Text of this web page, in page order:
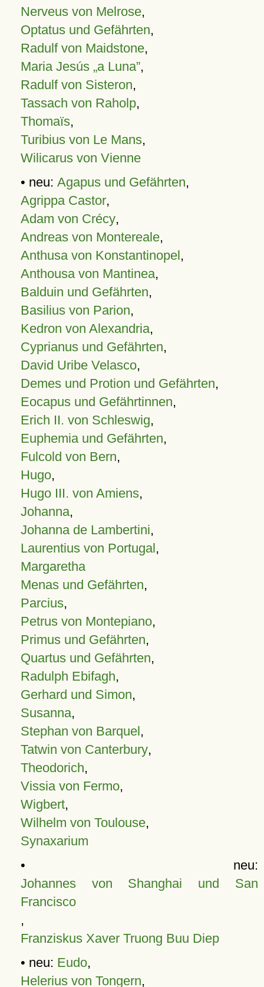
Nerveus von Melrose,
Optatus und Gefährten,
Radulf von Maidstone,
Maria Jesús „a Luna”,
Radulf von Sisteron,
Tassach von Raholp,
Thomaïs,
Turibius von Le Mans,
Wilicarus von Vienne
• neu: Agapus und Gefährten,
Agrippa Castor,
Adam von Crécy,
Andreas von Montereale,
Anthusa von Konstantinopel,
Anthousa von Mantinea,
Balduin und Gefährten,
Basilius von Parion,
Kedron von Alexandria,
Cyprianus und Gefährten,
David Uribe Velasco,
Demes und Protion und Gefährten,
Eocapus und Gefährtinnen,
Erich II. von Schleswig,
Euphemia und Gefährten,
Fulcold von Bern,
Hugo,
Hugo III. von Amiens,
Johanna,
Johanna de Lambertini,
Laurentius von Portugal,
Margaretha
Menas und Gefährten,
Parcius,
Petrus von Montepiano,
Primus und Gefährten,
Quartus und Gefährten,
Radulph Ebifagh,
Gerhard und Simon,
Susanna,
Stephan von Barquel,
Tatwin von Canterbury,
Theodorich,
Vissia von Fermo,
Wigbert,
Wilhelm von Toulouse,
Synaxarium
• neu:
Johannes von Shanghai und San
Francisco
,
Franziskus Xaver Truong Buu Diep
• neu: Eudo,
Helerius von Tongern,